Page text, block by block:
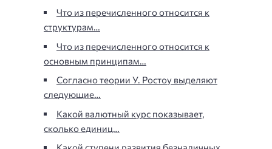
Что из перечисленного относится к
структурам…
Что из перечисленного относится к
основным принципам…
Согласно теории У. Ростоу выделяют
следующие…
Какой валютный курс показывает,
сколько единиц…